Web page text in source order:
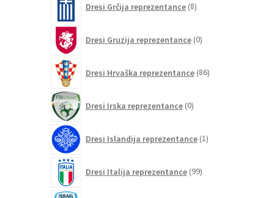
Dresi Grčija reprezentance 8izdelkov
Dresi Gruzija reprezentance 0izdelkov
Dresi Hrvaška reprezentance 86izdelkov
Dresi Irska reprezentance 0izdelkov
Dresi Islandija reprezentance 1izdelek
Dresi Italija reprezentance 99izdelkov